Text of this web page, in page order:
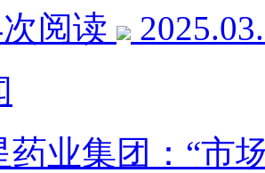
阅读
药业集团：“市